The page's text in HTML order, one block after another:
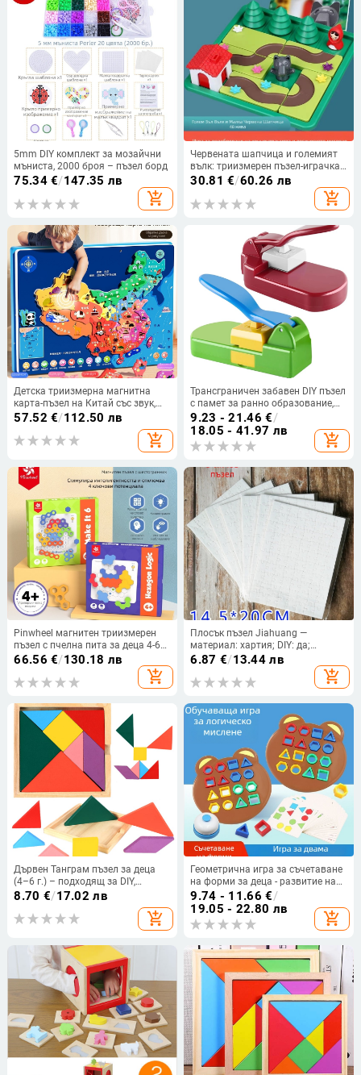
5mm DIY комплект за мозайчни
мъниста, 2000 броя – пъзел борд
75.34€/147.35 лв
add_shopping_cart
Червената шапчица и големият
вълк: триизмерен пъзел-играчка,
пластмасова, марка Runchuan
Toys, може да се DIY, подходяща
за деца на възраст 4-6 години
30.81 €/60.26 лв
add_shopping_cart
Детска триизмерна магнитна
карта-пъзел на Китай със звук,
EVA материал, двустранна, за
деца на възраст 4–6 години.
57.52 €/112.50 лв
add_shopping_cart
Трансграничен забавен DIY пъзел
с памет за ранно образование,
ръчно изработени
образователни играчки, машина
за релеф на подаръци за детска
градина
9.23 - 21.46 €/
18.05 - 41.97 лв
add_shopping_cart
Pinwheel магнитен триизмерен
пъзел с пчелна пита за деца 4-6
години
66.56 €/130.18 лв
add_shopping_cart
Плосък пъзел Jiahuang —
материал: хартия; DIY: да;
опаковка: OPP пакет.
6.87 €/13.44 лв
add_shopping_cart
Дървен Танграм пъзел за деца
(4–6 г.) – подходящ за DIY,
блистер опаковка
8.70 €/17.02 лв
add_shopping_cart
Геометрична игра за съчетаване
на форми за деца - развитие на
цветоразпознаването и
концентрацията - семейна
интерактивна настолна игра
(пластмаса; плосък панел;
мрежеста торба;
многофункционална)
9.74 - 11.66 €/
19.05 - 22.80 лв
add_shopping_cart